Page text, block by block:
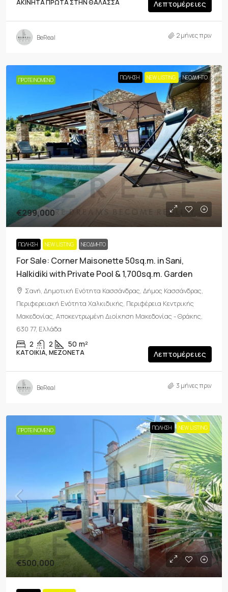
ΑΚΊΝΗΤΑ ΠΡΏΤΑ ΣΤΗΝ ΘΆΛΑΣΣΑ Λεπτομέρειες
BeReal 2 μήνες πριν
ΠΡΟΤΕΙΝΌΜΕΝΟ ΠΏΛΗΣΗ NEW LISTING ΝΕΟΔΜΗΤΟ
€299,000
ΠΏΛΗΣΗ NEW LISTING ΝΕΟΔΜΗΤΟ
For Sale: Corner Maisonette 50sq.m. in Sani,
Halkidiki with Private Pool & 1,700sq.m. Garden
Σανή, Δημοτική Ενότητα Κασσάνδρας, Δήμος Κασσάνδρας,
Περιφερειακή Ενότητα Χαλκιδικής, Περιφέρεια Κεντρικής
Μακεδονίας, Αποκεντρωμένη Διοίκηση Μακεδονίας - Θράκης,
630 77, Ελλάδα
2 2 50 m²
ΚΑΤΟΙΚΊΑ, ΜΕΖΟΝΈΤΑ Λεπτομέρειες
BeReal 3 μήνες πριν
ΠΡΟΤΕΙΝΌΜΕΝΟ ΠΏΛΗΣΗ NEW LISTING
€500,000